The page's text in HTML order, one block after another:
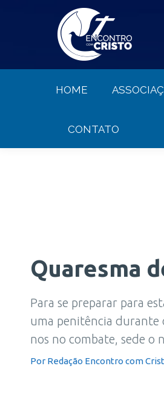
HOME
CONTATO
Quaresma
Para se preparar para
uma penitência durante
nos no combate, sede
Por Redação Encontro com
HOME